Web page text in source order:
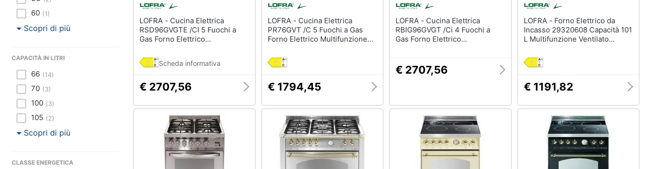
Festività e ricorrenze
Promozioni
60 (1)
Scopri di più
CAPACITÀ IN LITRI
66 (14)
70 (3)
100 (3)
105 (2)
Scopri di più
CLASSE ENERGETICA
LOFRA - Cucina Elettrica
RSD96GVGTE /CI 5 Fuochi a
Gas Forno Elettrico
Classe A Dimensioni 60 x 60
cm Colore Acciaio Inox
Scheda informativa
€ 2707,56
LOFRA - Cucina Elettrica
PR76GVT /C 5 Fuochi a Gas
Forno Elettrico Multifunzione
Dimensioni 70 x 60 cm Colore
Borgogna
€ 1794,45
LOFRA - Cucina Elettrica
RBIG96GVGT /Ci 4 Fuochi a
Gas Forno Elettrico
cm Colore Avorio
€ 2707,56
LOFRA - Forno Elettrico da
Incasso 29320608 Capacità 101
L Multifunzione Ventilato
Acciaio inox
€ 1191,82